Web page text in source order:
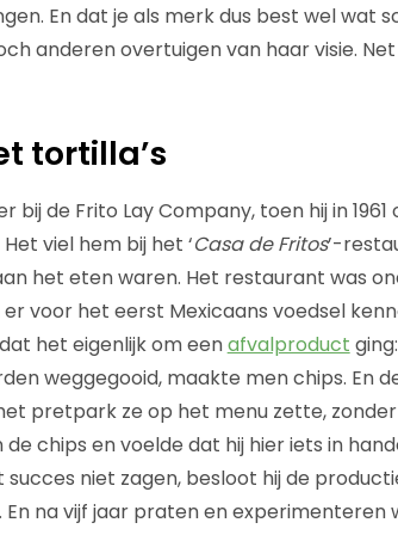
En dat je als merk dus best wel wat
anderen overtuigen van haar visie.
tortilla’s
de Frito Lay Company, toen hij in 1961
viel hem bij het ‘Casa de Fritos’-
het eten waren. Het restaurant was
voor het eerst Mexicaans voedsel
het eigenlijk om eenafvalproduct
weggegooid, maakte men chips. En
pretpark ze op het menu zette,
chips en voelde dat hij hier iets in
niet zagen, besloot hij de
na vijf jaar praten en experimenteren